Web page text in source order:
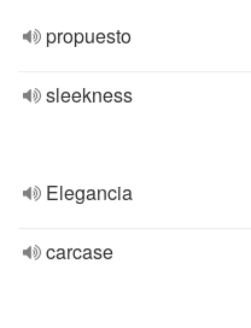
propuesto
sleekness
Elegancia
carcase